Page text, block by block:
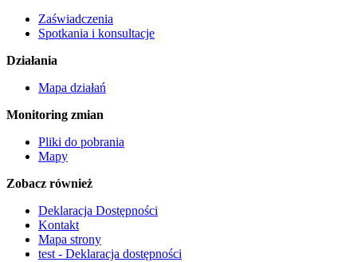
Zaświadczenia
Spotkania i konsultacje
Działania
Mapa działań
Monitoring zmian
Pliki do pobrania
Mapy
Zobacz również
Deklaracja Dostępności
Kontakt
Mapa strony
test - Deklaracja dostępności